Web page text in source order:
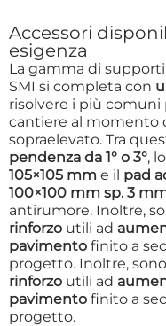
Accessori
esigenza
La gamma di
SMI si completa con
risolvere i più
cantiere al momento
sopraelevato. Tra
pendenza da 1° o 3°, lo
105×105 mm e il pad
100×100 mm sp. 3
antirumore. Inoltre,
rinforzo utili ad
pavimento finito a
progetto. Inoltre,
rinforzo utili ad
pavimento finito a
progetto.